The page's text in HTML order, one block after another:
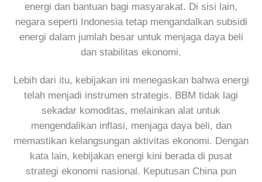
energi dan bantuan bagi masyarakat. Di sisi lain,
negara seperti Indonesia tetap mengandalkan subsidi
energi dalam jumlah besar untuk menjaga daya beli
dan stabilitas ekonomi.
Lebih dari itu, kebijakan ini menegaskan bahwa energi
telah menjadi instrumen strategis. BBM tidak lagi
sekadar komoditas, melainkan alat untuk
mengendalikan inflasi, menjaga daya beli, dan
memastikan kelangsungan aktivitas ekonomi. Dengan
kata lain, kebijakan energi kini berada di pusat
strategi ekonomi nasional. Keputusan China pun